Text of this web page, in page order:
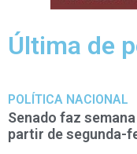
Última de
POLÍTICA NACIONAL
Senado faz
partir de segunda-